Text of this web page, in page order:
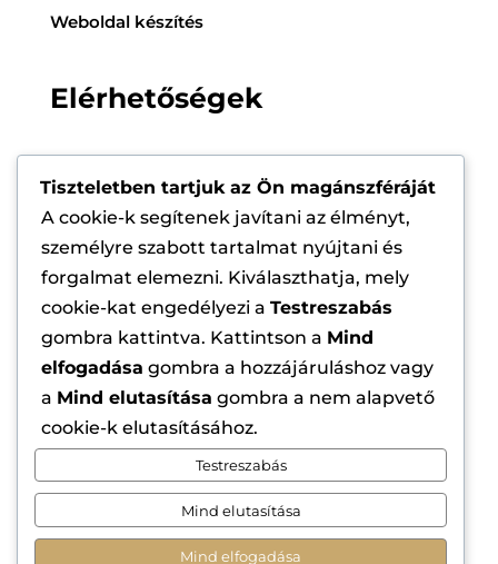
Weboldal készítés
Elérhetőségek

info@szepsegszalon-marketing.hu
 Cím
1184 Budapest, Üllői út 323.
 Telefon
+36 70 364 1441
Copyright © 2026BM1 Szépségszalon
Marketing Ügynökség.Minden jog
Tiszteletben tartjuk az Ön magánszféráját
A cookie-k segítenek javítani az élményt,
személyre szabott tartalmat nyújtani és
forgalmat elemezni. Kiválaszthatja, mely
cookie-kat engedélyezi a Testreszabás
gombra kattintva. Kattintson a Mind
elfogadása gombra a hozzájáruláshoz vagy
a Mind elutasítása gombra a nem alapvető
cookie-k elutasításához.
Testreszabás
Mind elutasítása
Mind elfogadása